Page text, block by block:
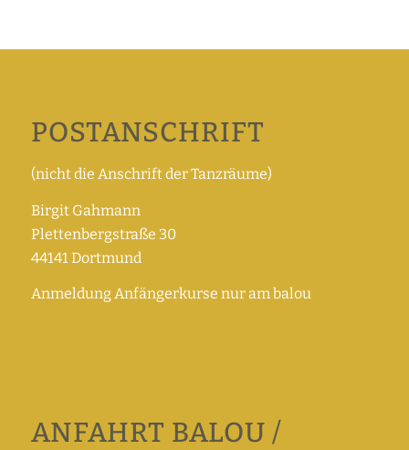
POSTANSCHRIFT
(nicht die Anschrift der Tanzräume)
Birgit Gahmann
Plettenbergstraße 30
44141 Dortmund
Anmeldung Anfängerkurse nur am balou
ANFAHRT BALOU /